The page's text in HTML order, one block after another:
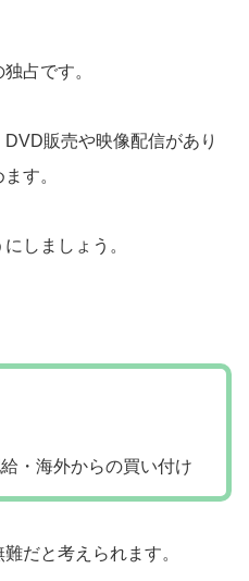
占です。
販売や映像配信があり
す。
しましょう。
・海外からの買い付け
だと考えられます。